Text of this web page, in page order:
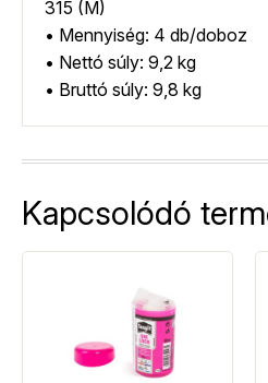
315 (M)
• Mennyiség: 4 db/doboz
• Nettó súly: 9,2 kg
• Bruttó súly: 9,8 kg
Kapcsolódó